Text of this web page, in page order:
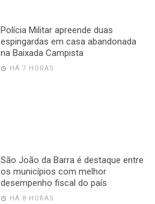
Polícia Militar apreende duas
espingardas em casa abandonada
na Baixada Campista
HÁ 7 HORAS
São João da Barra é destaque entre
os municípios com melhor
desempenho fiscal do país
HÁ 8 HORAS